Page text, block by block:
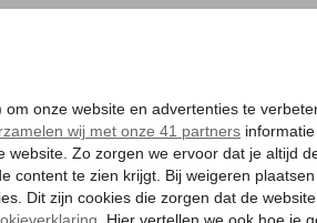
ZONVAKANTIE VERRE REIZEN
Gratis annuleren*